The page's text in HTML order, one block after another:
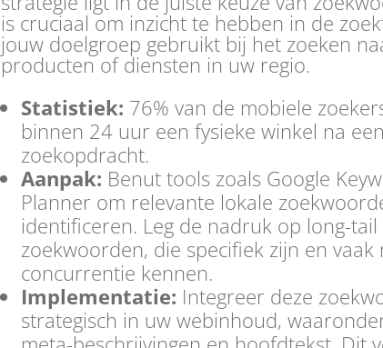
is cruciaal om inzicht te hebben in de
jouw doelgroep gebruikt bij het zoeken
producten of diensten in uw regio.
Statistiek: 76% van de mobiele
binnen 24 uur een fysieke winkel na
zoekopdracht.
Aanpak: Benut tools zoals Google
Planner om relevante lokale
identificeren. Leg de nadruk op long-tail
zoekwoorden, die specifiek zijn en vaak
concurrentie kennen.
Implementatie: Integreer deze
strategisch in uw webinhoud,